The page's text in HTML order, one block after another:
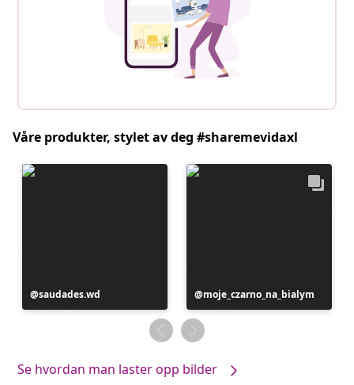
Våre produkter, stylet av deg #sharemevidaxl
Innlegg
publisert
saudades.wd
Innlegg
publisert
av
moje_czarno_na_bialym
Se hvordan man laster opp bilder